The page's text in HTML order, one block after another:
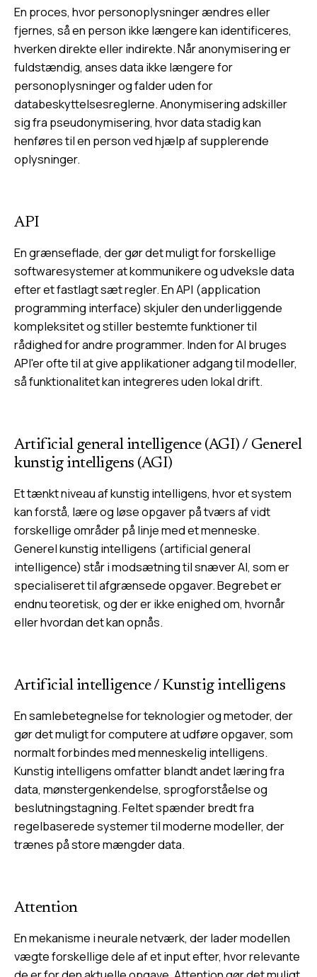
En proces, hvor personoplysninger ændres eller
fjernes, så en person ikke længere kan identificeres,
hverken direkte eller indirekte. Når anonymisering er
fuldstændig, anses data ikke længere for
personoplysninger og falder uden for
databeskyttelsesreglerne. Anonymisering adskiller
sig fra pseudonymisering, hvor data stadig kan
henføres til en person ved hjælp af supplerende
oplysninger.
API
En grænseflade, der gør det muligt for forskellige
softwaresystemer at kommunikere og udveksle data
efter et fastlagt sæt regler. En API (application
programming interface) skjuler den underliggende
kompleksitet og stiller bestemte funktioner til
rådighed for andre programmer. Inden for AI bruges
API'er ofte til at give applikationer adgang til modeller,
så funktionalitet kan integreres uden lokal drift.
Artificial general intelligence (AGI)/ Generel
kunstig intelligens (AGI)
Et tænkt niveau af kunstig intelligens, hvor et system
kan forstå, lære og løse opgaver på tværs af vidt
forskellige områder på linje med et menneske.
Generel kunstig intelligens (artificial general
intelligence) står i modsætning til snæver AI, som er
specialiseret til afgrænsede opgaver. Begrebet er
endnu teoretisk, og der er ikke enighed om, hvornår
eller hvordan det kan opnås.
Artificial intelligence/ Kunstig intelligens
En samlebetegnelse for teknologier og metoder, der
gør det muligt for computere at udføre opgaver, som
normalt forbindes med menneskelig intelligens.
Kunstig intelligens omfatter blandt andet læring fra
data, mønstergenkendelse, sprogforståelse og
beslutningstagning. Feltet spænder bredt fra
regelbaserede systemer til moderne modeller, der
trænes på store mængder data.
Attention
En mekanisme i neurale netværk, der lader modellen
vægte forskellige dele af et input efter, hvor relevante